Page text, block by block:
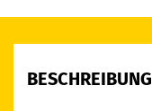
BESCHREIBUNG